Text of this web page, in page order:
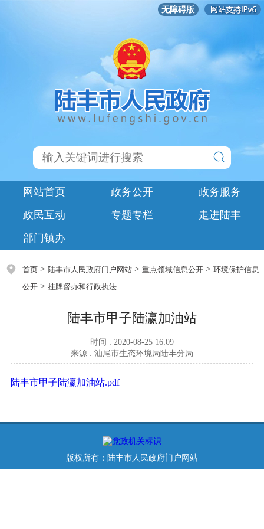
无障碍版
网站首页 政务公开
政务服务
政民互动
专题专栏
走进陆丰
部门镇办
首页> 陆丰市人民政府门户网站> 重点领域信息公开> 环境保护信息
公开> 挂牌督办和行政执法
陆丰市甲子陆瀛加油站
时间 : 2020-08-25 16:09
来源 : 汕尾市生态环境局陆丰分局
陆丰市甲子陆瀛加油站.pdf
版权所有：陆丰市人民政府门户网站